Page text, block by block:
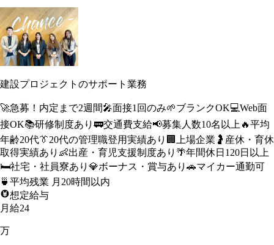
建設プロジェクトのサポート業務
🚀急募！内定まで2週間🎤面接1回のみ🌱ブランクOK💻Web面
接OK📚研修制度あり 🚃交通費支給📢募集人数10名以上 🔥平均
年齢20代👔20代の管理職登用実績あり 🏢 上場企業 🤰 産休・育休
取得実績あり 👶出産・育児支援制度あり 🌴年間休日120日以上
🛏️社宅・社員寮あり 💎ボーナス・賞与あり 🚗マイカー通勤可
🍵 平均残業 月20時間以内
想定給与
月給24
万